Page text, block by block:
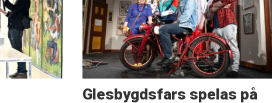
Glesbygdsfars spelas på